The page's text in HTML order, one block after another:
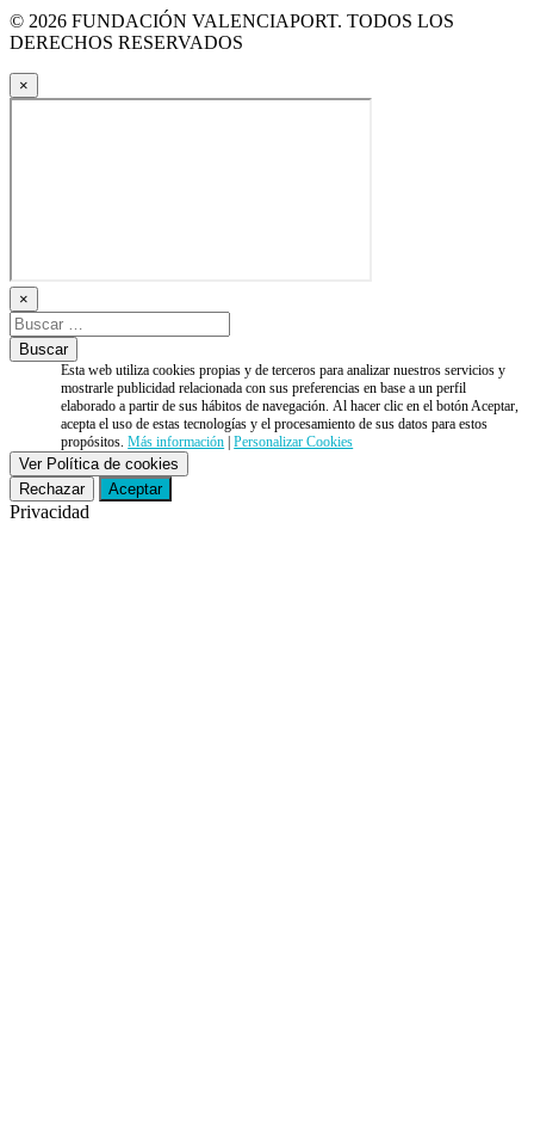
© 2026 FUNDACIÓN VALENCIAPORT. TODOS LOS
DERECHOS RESERVADOS
×
×
Esta web utiliza cookies propias y de terceros para analizar nuestros servicios y
mostrarle publicidad relacionada con sus preferencias en base a un perfil
elaborado a partir de sus hábitos de navegación. Al hacer clic en el botón Aceptar,
acepta el uso de estas tecnologías y el procesamiento de sus datos para estos
propósitos.Más información |Personalizar Cookies
Ver Política de cookies
Rechazar
Aceptar
Privacidad